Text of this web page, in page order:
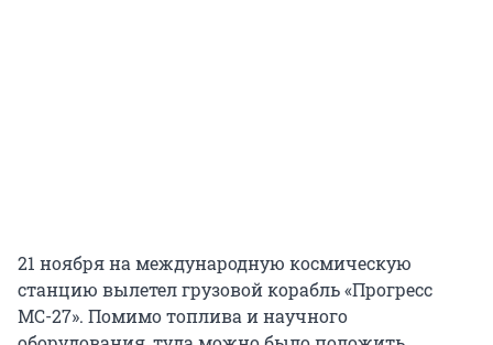
21 ноября на международную космическую
станцию вылетел грузовой корабль «Прогресс
МС-27». Помимо топлива и научного